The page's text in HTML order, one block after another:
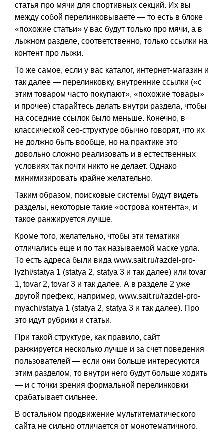
статья про мячи для спортивных секций. Их вы
между собой перелинковываете — то есть в блоке
«похожие статьи» у вас будут только про мячи, а в
лыжном разделе, соответственно, только ссылки на
контент про лыжи.
То же самое, если у вас каталог, интернет-магазин и
так далее — перелинковку, внутренние ссылки («с
этим товаром часто покупают», «похожие товары»
и прочее) старайтесь делать внутри раздела, чтобы
на соседние ссылок было меньше. Конечно, в
классической сео-структуре обычно говорят, что их
не должно быть вообще, но на практике это
довольно сложно реализовать и в естественных
условиях так почти никто не делает. Однако
минимизировать крайне желательно.
Таким образом, поисковые системы будут видеть
разделы, некоторые такие «острова контента», и
такое ранжируется лучше.
Кроме того, желательно, чтобы эти тематики
отличались еще и по так называемой маске урла.
То есть адреса были вида www.sait.ru/razdel-pro-
lyzhi/statya 1 (statya 2, statya 3 и так далее) или tovar
1, tovar 2, tovar 3 и так далее. А в разделе 2 уже
другой префекс, например, www.sait.ru/razdel-pro-
myachi/statya 1 (statya 2, statya 3 и так далее). Про
это идут рубрики и статьи.
При такой структуре, как правило, сайт
ранжируется несколько лучше и за счет поведения
пользователей — если они больше интересуются
этим разделом, то внутри него будут больше ходить
— и с точки зрения формальной перелинковки
срабатывает сильнее.
В остальном продвижение мультитематического
сайта не сильно отличается от монотематичного.